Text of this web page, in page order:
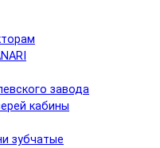
завода
кабины
зубчатые